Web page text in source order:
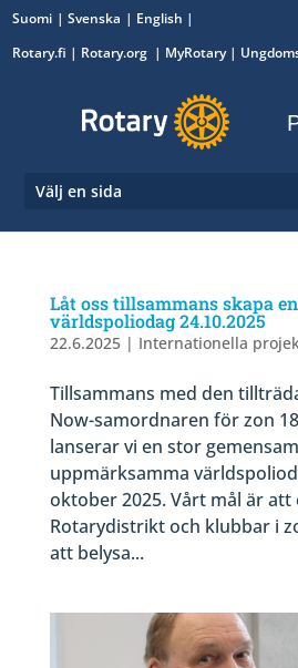
Suomi Svenska
English
Rotary.fi | Rotary.org | MyRotary|
Välj en sida
Låt oss tillsammans skapa
världspoliodag 24.10.2025
22.6.2025| Internationella
Tillsammans med den
Now-samordnaren för zon
lanserar vi en stor
uppmärksamma
oktober 2025. Vårt mål är att
Rotarydistrikt och klubbar i
att belysa...